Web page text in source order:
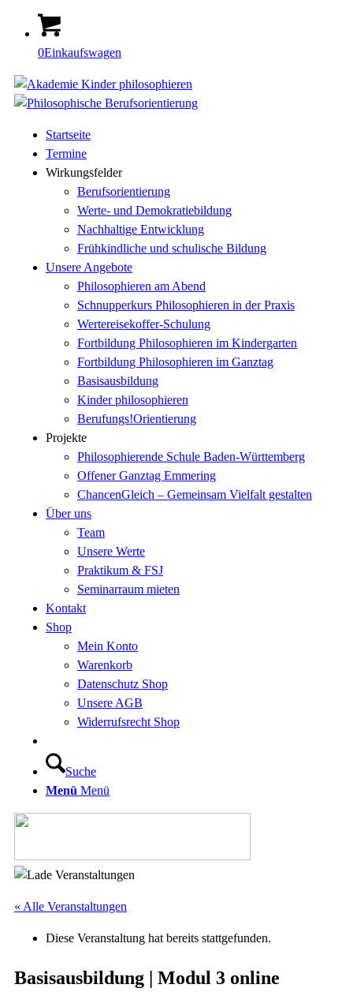
0Einkaufswagen
Startseite
Termine
Wirkungsfelder
Berufsorientierung
Werte- und Demokratiebildung
Nachhaltige Entwicklung
Frühkindliche und schulische Bildung
Unsere Angebote
Philosophieren am Abend
Schnupperkurs Philosophieren in der Praxis
Wertereisekoffer-Schulung
Fortbildung Philosophieren im Kindergarten
Fortbildung Philosophieren im Ganztag
Basisausbildung
Kinder philosophieren
Berufungs!Orientierung
Projekte
Philosophierende Schule Baden-Württemberg
Offener Ganztag Emmering
ChancenGleich – Gemeinsam Vielfalt gestalten
Über uns
Team
Unsere Werte
Praktikum & FSJ
Seminarraum mieten
Kontakt
Shop
Mein Konto
Warenkorb
Datenschutz Shop
Unsere AGB
Widerrufsrecht Shop
Suche
Menü Menü
« Alle Veranstaltungen
Diese Veranstaltung hat bereits stattgefunden.
Basisausbildung | Modul 3 online